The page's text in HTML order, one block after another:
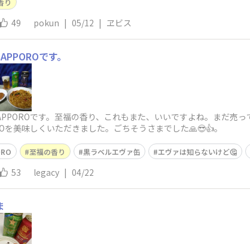
49 pokun | 05/12 | ヱビス
です。
です。至福の香り、これもまた、いいですよね。まだ売
を美味しくいただきました。ごちそうさまでした🙏😎👍。
至福の香り 黒ラベルエヴァ缶 エヴァは知らないけど🤔
53 legacy | 04/22